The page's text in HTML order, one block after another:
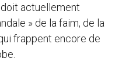
actuellement
» de la faim, de la
frappent encore de